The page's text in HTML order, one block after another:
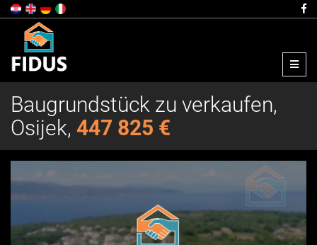
Menu
Baugrundstück zu verkaufen,
Osijek, 447 825 €